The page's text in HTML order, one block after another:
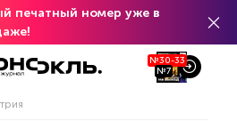
печатный номер уже в
№30-33
№7